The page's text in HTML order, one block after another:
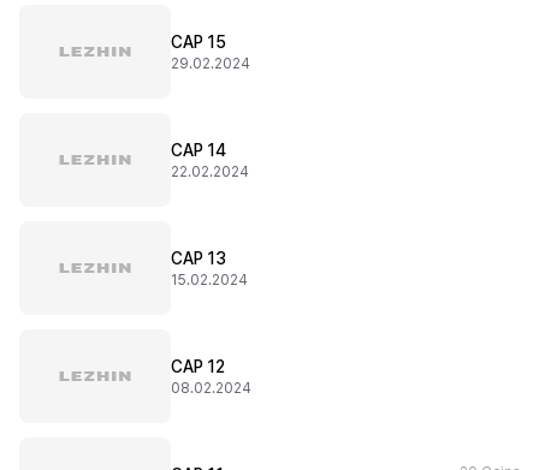
CAP 15
29.02.2024
CAP 14
22.02.2024
CAP 13
15.02.2024
CAP 12
08.02.2024